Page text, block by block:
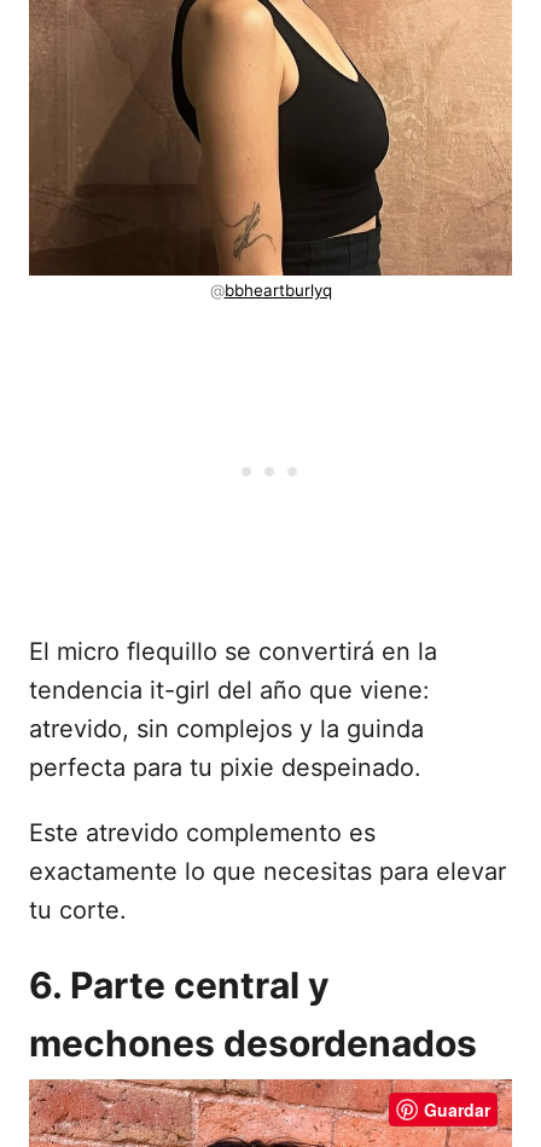
@bbheartburlyq
El micro flequillo se convertirá en la
tendencia it-girl del año que viene:
atrevido, sin complejos y la guinda
perfecta para tu pixie despeinado.
Este atrevido complemento es
exactamente lo que necesitas para elevar
tu corte.
6. Parte central y
mechones desordenados
Guardar